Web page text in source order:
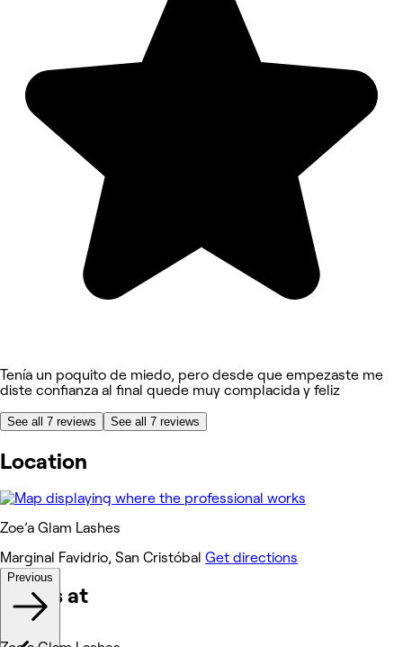
Tenía un poquito de miedo, pero desde que empezaste me
diste confianza al final quede muy complacida y feliz
See all 7 reviews See all 7 reviews
Location
Zoe’a Glam Lashes
Marginal Favidrio, San Cristóbal Get directions
Works at
Previous